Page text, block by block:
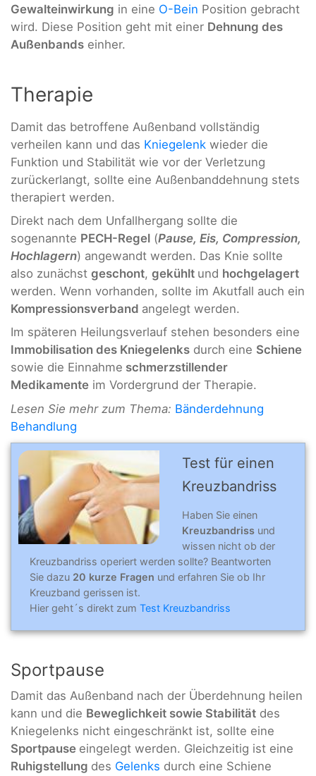
Gewalteinwirkung in eine O-Bein Position gebracht
wird. Diese Position geht mit einer Dehnung des
Außenbands einher.
Therapie
Damit das betroffene Außenband vollständig
verheilen kann und das Kniegelenk wieder die
Funktion und Stabilität wie vor der Verletzung
zurückerlangt, sollte eine Außenbanddehnung stets
therapiert werden.
Direkt nach dem Unfallhergang sollte die
sogenannte PECH-Regel (Pause, Eis, Compression,
Hochlagern) angewandt werden. Das Knie sollte
also zunächst geschont, gekühlt und hochgelagert
werden. Wenn vorhanden, sollte im Akutfall auch ein
Kompressionsverband angelegt werden.
Im späteren Heilungsverlauf stehen besonders eine
Immobilisation des Kniegelenks durch eine Schiene
sowie die Einnahme schmerzstillender
Medikamente im Vordergrund der Therapie.
Lesen Sie mehr zum Thema: Bänderdehnung
Behandlung
Test für einen
Kreuzbandriss
Haben Sie einen
Kreuzbandriss und
wissen nicht ob der
Kreuzbandriss operiert werden sollte? Beantworten
Sie dazu 20 kurze Fragen und erfahren Sie ob Ihr
Kreuzband gerissen ist.
Hier geht´s direkt zum Test Kreuzbandriss
Sportpause
Damit das Außenband nach der Überdehnung heilen
kann und die Beweglichkeit sowie Stabilität des
Kniegelenks nicht eingeschränkt ist, sollte eine
Sportpause eingelegt werden. Gleichzeitig ist eine
Ruhigstellung des Gelenks durch eine Schiene